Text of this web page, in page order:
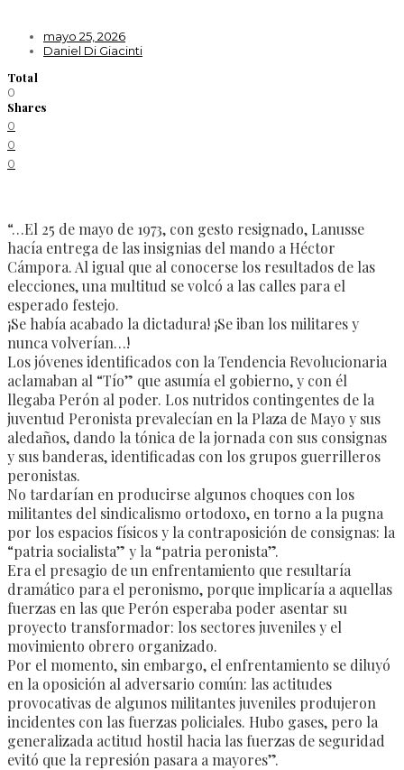
mayo 25, 2026
Daniel Di Giacinti
Total
0
Shares
0
0
0
“…El 25 de mayo de 1973, con gesto resignado, Lanusse
hacía entrega de las insignias del mando a Héctor
Cámpora. Al igual que al conocerse los resultados de las
elecciones, una multitud se volcó a las calles para el
esperado festejo.
¡Se había acabado la dictadura! ¡Se iban los militares y
nunca volverían…!
Los jóvenes identificados con la Tendencia Revolucionaria
aclamaban al “Tío” que asumía el gobierno, y con él
llegaba Perón al poder. Los nutridos contingentes de la
juventud Peronista prevalecían en la Plaza de Mayo y sus
aledaños, dando la tónica de la jornada con sus consignas
y sus banderas, identificadas con los grupos guerrilleros
peronistas.
No tardarían en producirse algunos choques con los
militantes del sindicalismo ortodoxo, en torno a la pugna
por los espacios físicos y la contraposición de consignas: la
“patria socialista” y la “patria peronista”.
Era el presagio de un enfrentamiento que resultaría
dramático para el peronismo, porque implicaría a aquellas
fuerzas en las que Perón esperaba poder asentar su
proyecto transformador: los sectores juveniles y el
movimiento obrero organizado.
Por el momento, sin embargo, el enfrentamiento se diluyó
en la oposición al adversario común: las actitudes
provocativas de algunos militantes juveniles produjeron
incidentes con las fuerzas policiales. Hubo gases, pero la
generalizada actitud hostil hacia las fuerzas de seguridad
evitó que la represión pasara a mayores”.